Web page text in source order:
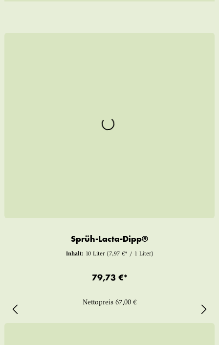
Sprüh-Lacta-Dipp®
Inhalt: 10 Liter (7,97 €* / 1 Liter)
79,73 €*
Nettopreis 67,00 €